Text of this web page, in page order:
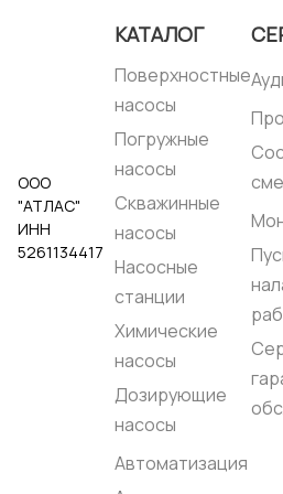
Свободный проход
Вихревое,
Режущий механизм::
Глубина
погружения, метры::
3
Температура
жидкости, °C:: до
+40 °C (max до +90
°C при условии
Корпус насоса::
технополимер
Армированный
ООО
"АТЛАС"
ИНН
5261134417
КАТАЛОГ
Поверхностные
насосы
Погружные
насосы
Скважинные
насосы
Насосные
станции
Химические
насосы
Дозирующие
насосы
Автоматизация